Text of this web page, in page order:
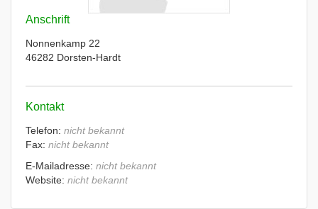
Anschrift
Nonnenkamp 22
46282 Dorsten-Hardt
Kontakt
Telefon: nicht bekannt
Fax: nicht bekannt
E-Mailadresse: nicht bekannt
Website: nicht bekannt